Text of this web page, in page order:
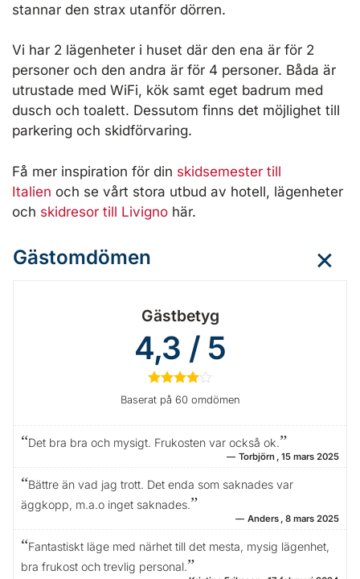
stannar den strax utanför dörren.
Vi har 2 lägenheter i huset där den ena är för 2
personer och den andra är för 4 personer. Båda är
utrustade med WiFi, kök samt eget badrum med
dusch och toalett. Dessutom finns det möjlighet till
parkering och skidförvaring.
Få mer inspiration för din skidsemester till
Italien och se vårt stora utbud av hotell, lägenheter
och skidresor till Livigno här.
Gästomdömen
Gästbetyg
4,3 / 5
★★★★
Baserat på 60 omdömen
Det bra bra och mysigt. Frukosten var också ok.
Torbjörn 15 mars 2025
Bättre än vad jag trott. Det enda som saknades var
äggkopp, m.a.o inget saknades.
Anders 8 mars 2025
Fantastiskt läge med närhet till det mesta, mysig lägenhet,
bra frukost och trevlig personal.